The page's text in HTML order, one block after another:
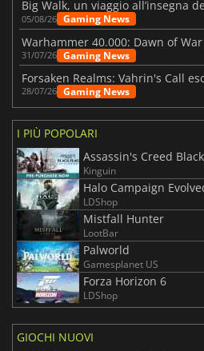
Big Walk, un viaggio all’insegna
05/08/26 Gaming News
31/07/26 Gaming News
28/07/26 Gaming News
I PIÙ POPOLARI
Assassin's Creed
Kinguin
Halo Campaign
LDShop
Mistfall Hunter
LootBar
Palworld
Gamesplanet US
Forza Horizon 6
LDShop
GIOCHI NUOVI